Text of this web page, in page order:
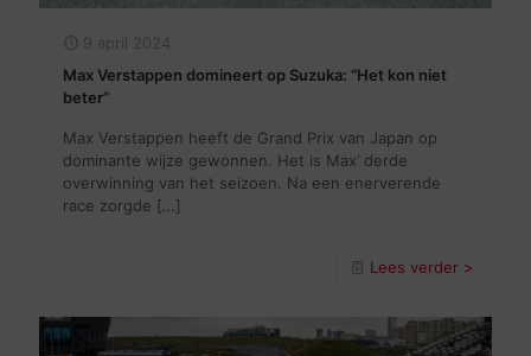
9 april 2024
Max Verstappen domineert op Suzuka: “Het kon niet
beter”
Max Verstappen heeft de Grand Prix van Japan op
dominante wijze gewonnen. Het is Max’ derde
overwinning van het seizoen. Na een enerverende
race zorgde […]
Lees verder >